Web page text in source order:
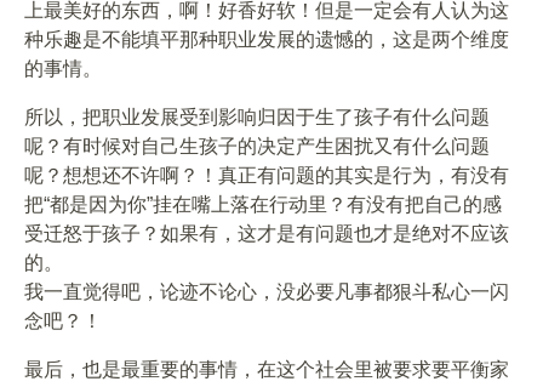
上最美好的东西，啊！好香好软！但是一定会有人认为这
种乐趣是不能填平那种职业发展的遗憾的，这是两个维度
的事情。
所以，把职业发展受到影响归因于生了孩子有什么问题
呢？有时候对自己生孩子的决定产生困扰又有什么问题
呢？想想还不许啊？！真正有问题的其实是行为，有没有
把“都是因为你”挂在嘴上落在行动里？有没有把自己的感
受迁怒于孩子？如果有，这才是有问题也才是绝对不应该
的。
我一直觉得吧，论迹不论心，没必要凡事都狠斗私心一闪
念吧？！
最后，也是最重要的事情，在这个社会里被要求要平衡家